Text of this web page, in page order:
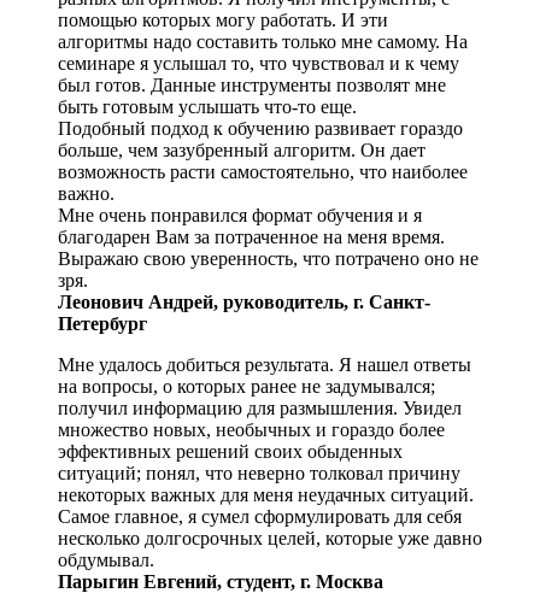
помощью которых могу работать. И эти
алгоритмы надо составить только мне самому. На
семинаре я услышал то, что чувствовал и к чему
был готов. Данные инструменты позволят мне
быть готовым услышать что-то еще.
Подобный подход к обучению развивает гораздо
больше, чем зазубренный алгоритм. Он дает
возможность расти самостоятельно, что наиболее
важно.
Мне очень понравился формат обучения и я
благодарен Вам за потраченное на меня время.
Выражаю свою уверенность, что потрачено оно не
зря.
Леонович Андрей, руководитель, г. Санкт-
Петербург
Мне удалось добиться результата. Я нашел ответы
на вопросы, о которых ранее не задумывался;
получил информацию для размышления. Увидел
множество новых, необычных и гораздо более
эффективных решений своих обыденных
ситуаций; понял, что неверно толковал причину
некоторых важных для меня неудачных ситуаций.
Самое главное, я сумел сформулировать для себя
несколько долгосрочных целей, которые уже давно
обдумывал.
Парыгин Евгений, студент, г. Москва